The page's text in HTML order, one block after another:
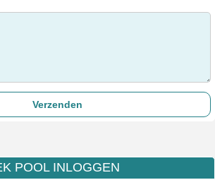
POOL INLOGGEN